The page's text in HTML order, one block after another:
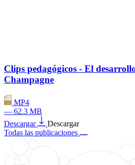
Clips pedagógicos - El
Champagne
MP4
— 62.3 MB
Descargar
Descargar
Todas las publicaciones